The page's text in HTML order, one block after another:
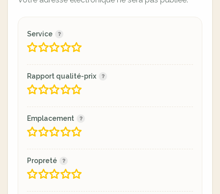
Service
Rapport qualité-prix
Emplacement
Propreté